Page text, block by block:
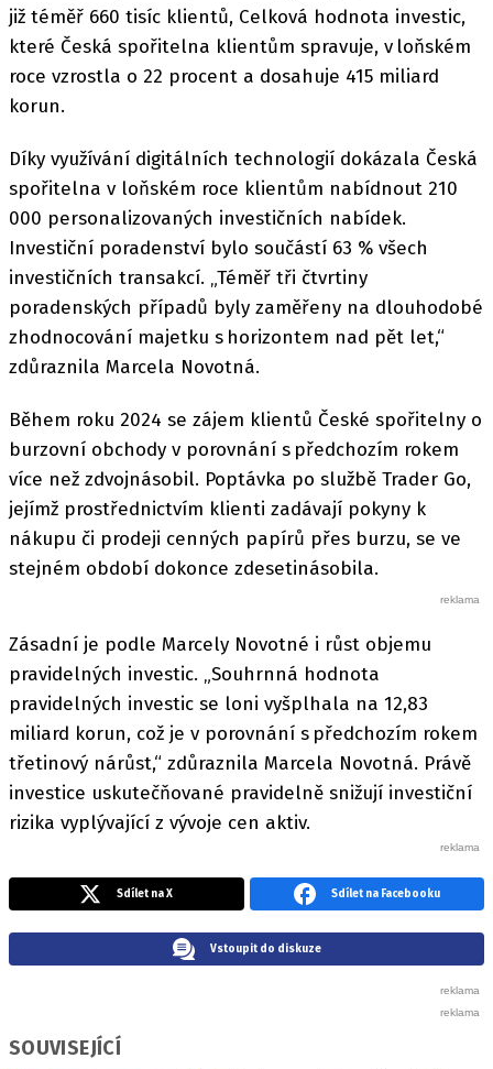
již téměř 660 tisíc klientů, Celková hodnota investic,
které Česká spořitelna klientům spravuje, v loňském
roce vzrostla o 22 procent a dosahuje 415 miliard
korun.
Díky využívání digitálních technologií dokázala Česká
spořitelna v loňském roce klientům nabídnout 210
000 personalizovaných investičních nabídek.
Investiční poradenství bylo součástí 63 % všech
investičních transakcí. „Téměř tři čtvrtiny
poradenských případů byly zaměřeny na dlouhodobé
zhodnocování majetku s horizontem nad pět let,“
zdůraznila Marcela Novotná.
Během roku 2024 se zájem klientů České spořitelny o
burzovní obchody v porovnání s předchozím rokem
více než zdvojnásobil. Poptávka po službě Trader Go,
jejímž prostřednictvím klienti zadávají pokyny k
nákupu či prodeji cenných papírů přes burzu, se ve
stejném období dokonce zdesetinásobila.
Zásadní je podle Marcely Novotné i růst objemu
pravidelných investic. „Souhrnná hodnota
pravidelných investic se loni vyšplhala na 12,83
miliard korun, což je v porovnání s předchozím rokem
třetinový nárůst,“ zdůraznila Marcela Novotná. Právě
investice uskutečňované pravidelně snižují investiční
rizika vyplývající z vývoje cen aktiv.
Sdílet na X Sdílet na Facebooku
Vstoupit do diskuze
SOUVISEJÍCÍ